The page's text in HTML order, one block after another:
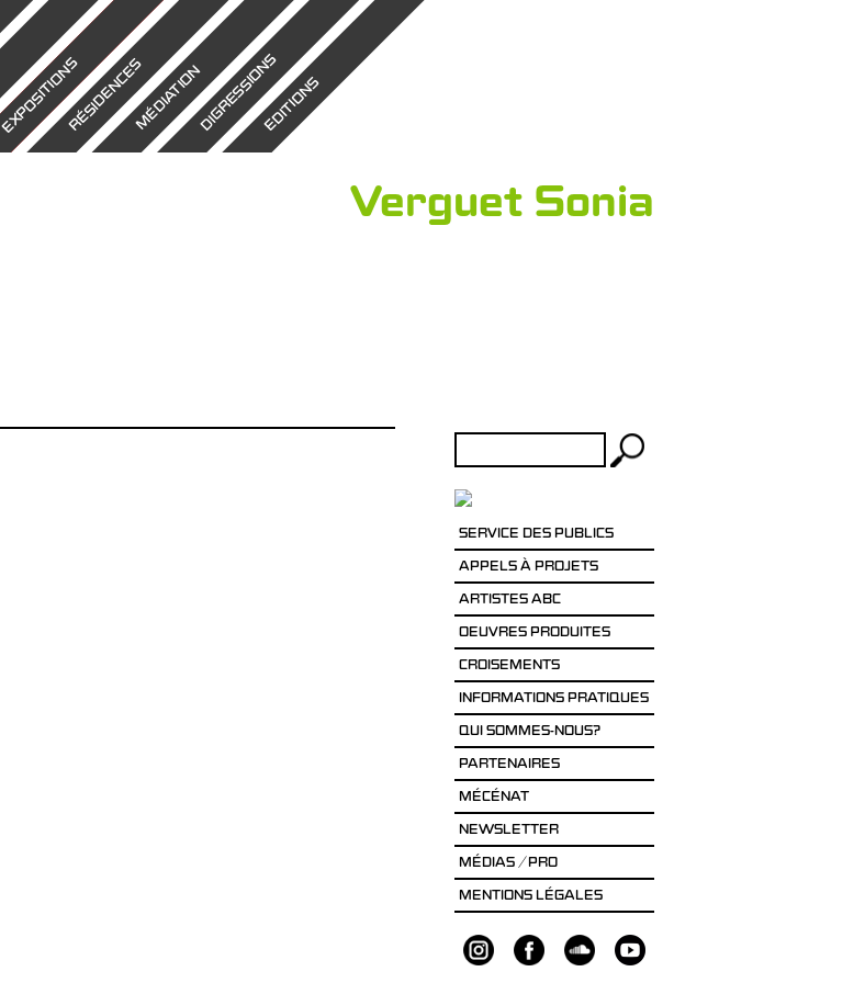
EXPOSITIONSRÉSIDENCESMÉDIATIONDIGRESSIONSEDITIONS
Verguet Sonia
SERVICE DES PUBLICS
APPELS À PROJETS
ARTISTES ABC
OEUVRES PRODUITES
CROISEMENTS
INFORMATIONS PRATIQUES
QUI SOMMES-NOUS?
PARTENAIRES
MÉCÉNAT
NEWSLETTER
MÉDIAS / PRO
MENTIONS LÉGALES